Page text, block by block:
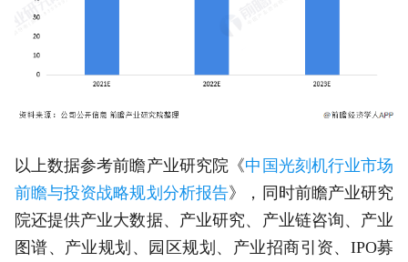
以上数据参考前瞻产业研究院《中国光刻机行业市场
前瞻与投资战略规划分析报告》，同时前瞻产业研究
院还提供产业大数据、产业研究、产业链咨询、产业
图谱、产业规划、园区规划、产业招商引资、IPO募